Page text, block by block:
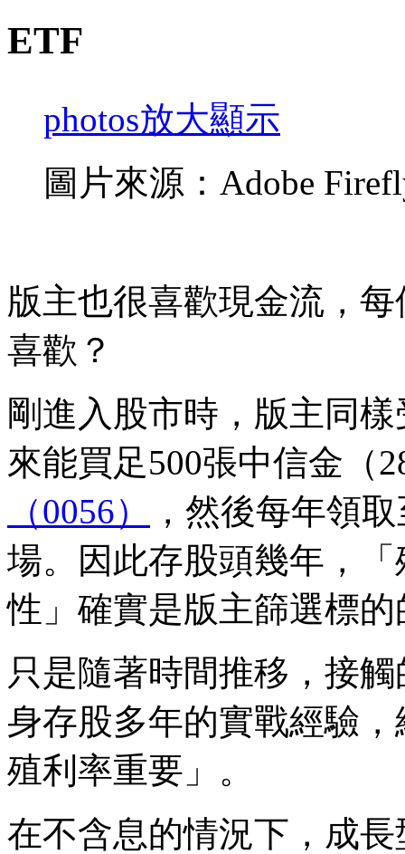
ETF
photos放大顯示
圖片來源：Adobe
版主也很喜歡現金流，
喜歡？
剛進入股市時，版主同
來能買足500張中信金（
（0056）
，然後每年領
場。因此存股頭幾年，
性」確實是版主篩選標
只是隨著時間推移，接
身存股多年的實戰經驗
殖利率重要」。
在不含息的情況下，成